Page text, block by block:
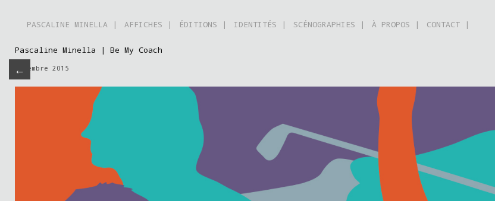
PASCALINE MINELLA | AFFICHES | ÉDITIONS | IDENTITÉS | SCÉNOGRAPHIES | À PROPOS | CONTACT |
←
Pascaline Minella | Be My Coach
novembre 2015